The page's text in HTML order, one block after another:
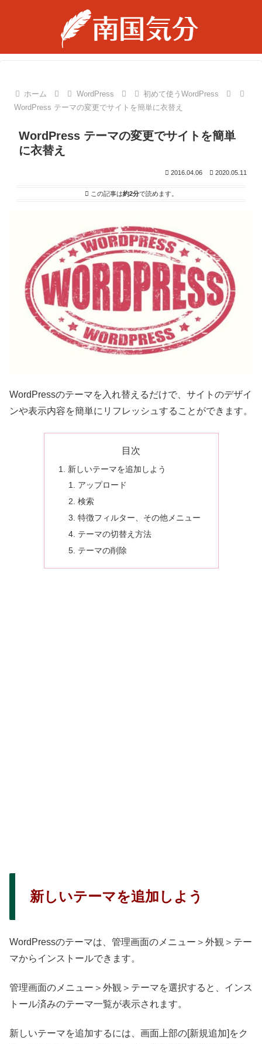
ホーム WordPress
初めて使うWordPress
WordPress テーマの変更でサイトを簡単に衣替え
WordPress テーマの変更でサイトを簡単
に衣替え
2016.04.06 2020.05.11
この記事は約2分で読めます。
WordPressのテーマを入れ替えるだけで、サイトのデザイ
ンや表示内容を簡単にリフレッシュすることができます。
目次
新しいテーマを追加しよう
アップロード
検索
特徴フィルター、その他メニュー
テーマの切替え方法
テーマの削除
新しいテーマを追加しよう
WordPressのテーマは、管理画面のメニュー＞外観＞テー
マからインストールできます。
管理画面のメニュー＞外観＞テーマを選択すると、インス
トール済みのテーマ一覧が表示されます。
新しいテーマを追加するには、画面上部の[新規追加]をク